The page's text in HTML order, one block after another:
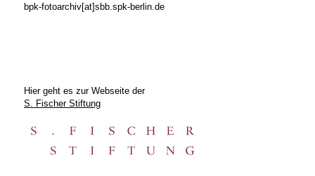
bpk-fotoarchiv[at]sbb.spk-berlin.de
Hier geht es zur Webseite der
S. Fischer Stiftung